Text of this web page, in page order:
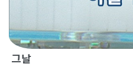
그날